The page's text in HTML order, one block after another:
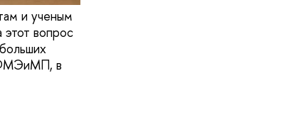
и ученым
этот вопрос
ФМЭиМП, в